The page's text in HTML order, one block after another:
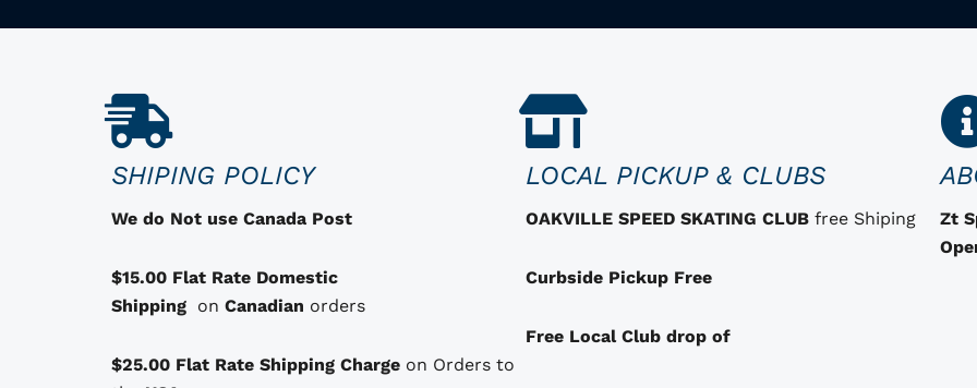
x
t
i
l
t
x
e
e
t
d
i
t
a
d
s
p
t
o
SHIPING POLICY
We do Not use Canada Post
$15.00 Flat Rate Domestic
Shipping on Canadian orders
$25.00 Flat Rate Shipping Charge on Orders to
LOCAL PICKUP & CLUBS
OAKVILLE SPEED SKATING CLUB free Shiping
Curbside Pickup Free
Free Local Club drop of
Zt